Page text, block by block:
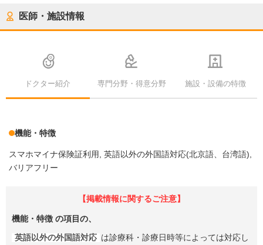
医師・施設情報
ドクター紹介 専門分野・得意分野 施設・設備の特徴
機能・特徴
スマホマイナ保険証利用
英語以外の外国語対応(北京語、台湾語)
バリアフリー
【掲載情報に関するご注意】
機能・特徴 の項目の、
英語以外の外国語対応 は診療科・診療日時等によっては対応し